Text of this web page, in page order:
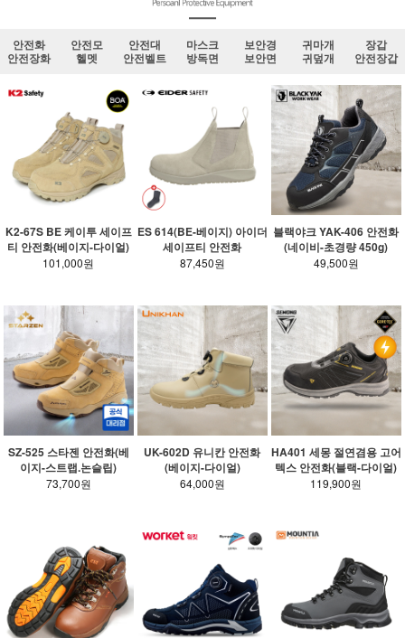
안전화
안전장화
안전모
헬멧
안전대
안전벨트
마스크
방독면
보안경
보안면
귀마개
귀덮개
장갑
안전장갑
K2-67S BE 케이투 세이프
티 안전화(베이지-다이얼)
101,000원
ES 614(BE-베이지) 아이더
세이프티 안전화
87,450원
블랙야크 YAK-406 안전화
(네이비-초경량 450g)
49,500원
SZ-525 스타젠 안전화(베
이지-스트랩.논슬립)
73,700원
UK-602D 유니칸 안전화
(베이지-다이얼)
64,000원
HA401 세몽 절연겸용 고어
텍스 안전화(블랙-다이얼)
119,900원